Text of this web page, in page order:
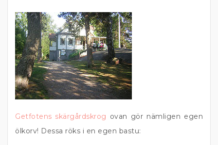
Getfotens skärgårdskrog ovan gör nämligen egen
ölkorv! Dessa röks i en egen bastu: